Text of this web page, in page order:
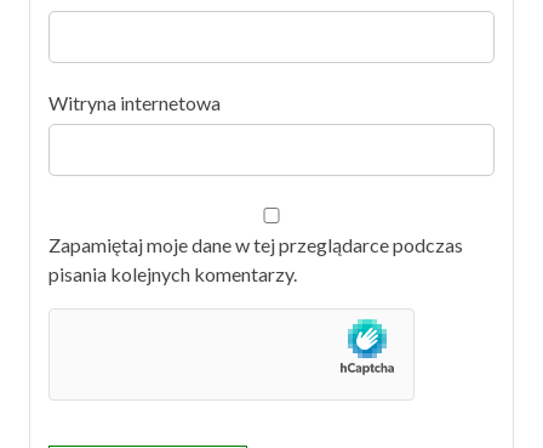
Witryna internetowa
Zapamiętaj moje dane w tej przeglądarce podczas
pisania kolejnych komentarzy.